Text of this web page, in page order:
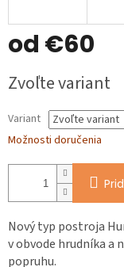
od €60
cena:
Zvoľte variant
Variant
Možnosti doručenia
Nový typ postroja
v obvode hrudníka a
popruhu.